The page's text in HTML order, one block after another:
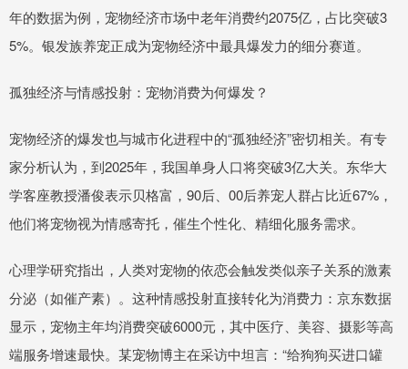
年的数据为例，宠物经济市场中老年消费约2075亿，占比突破3
5%。银发族养宠正成为宠物经济中最具爆发力的细分赛道。
孤独经济与情感投射：宠物消费为何爆发？
宠物经济的爆发也与城市化进程中的“孤独经济”密切相关。有专
家分析认为，到2025年，我国单身人口将突破3亿大关。东华大
学客座教授潘俊表示贝格富，90后、00后养宠人群占比近67%，
他们将宠物视为情感寄托，催生个性化、精细化服务需求。
心理学研究指出，人类对宠物的依恋会触发类似亲子关系的激素
分泌（如催产素）。这种情感投射直接转化为消费力：京东数据
显示，宠物主年均消费突破6000元，其中医疗、美容、摄影等高
端服务增速最快。某宠物博主在采访中坦言：“给狗狗买进口罐